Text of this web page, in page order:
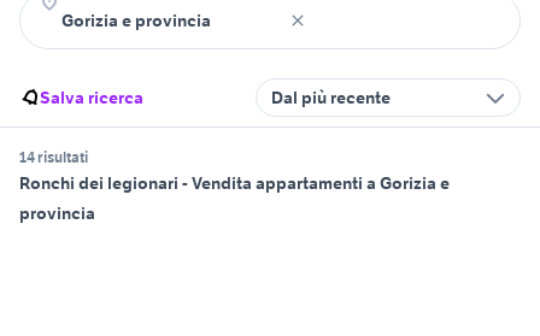
Salva ricerca Dal più recente
14 risultati
Ronchi dei legionari - Vendita appartamenti a Gorizia e
provincia